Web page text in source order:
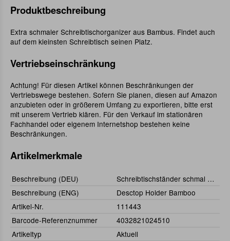
Produktbeschreibung
Extra schmaler Schreibtischorganizer aus Bambus. Findet auch
auf dem kleinsten Schreibtisch seinen Platz.
Vertriebseinschränkung
Achtung! Für diesen Artikel können Beschränkungen der
Vertriebswege bestehen. Sofern Sie planen, diesen auf Amazon
anzubieten oder in größerem Umfang zu exportieren, bitte erst
mit unserem Vertrieb klären. Für den Verkauf im stationären
Fachhandel oder eigenem Internetshop bestehen keine
Beschränkungen.
Artikelmerkmale
Beschreibung (DEU)
Schreibtischständer schmal Bambus
Beschreibung (ENG)
Desctop Holder Bamboo
Artikel-Nr.
111443
Barcode-Referenznummer
4032821024510
Artikeltyp
Aktuell